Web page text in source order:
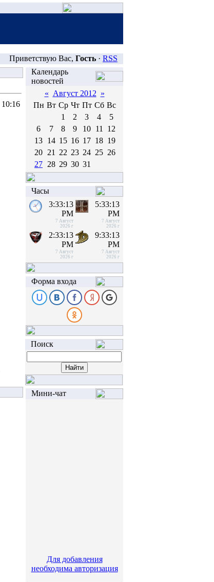
Приветствую Вас, Гость · RSS
10:16
Календарь
новостей
« Август 2012 »
Пн Вт Ср Чт Пт Сб Вс
1
2 3 4
5
6
7 8 9 10 11
12
13 14 15 16 17 18 19
20 21 22 23 24 25 26
27 28 29 30 31
Часы
3:33:13
PM
7 Август
2026 г
5:33:13
PM
7 Август
2026 г
2:33:13
PM
7 Август
2026 г
9:33:13
PM
7 Август
2026 г
Форма входа
Поиск
Мини-чат
Для добавления
необходима авторизация